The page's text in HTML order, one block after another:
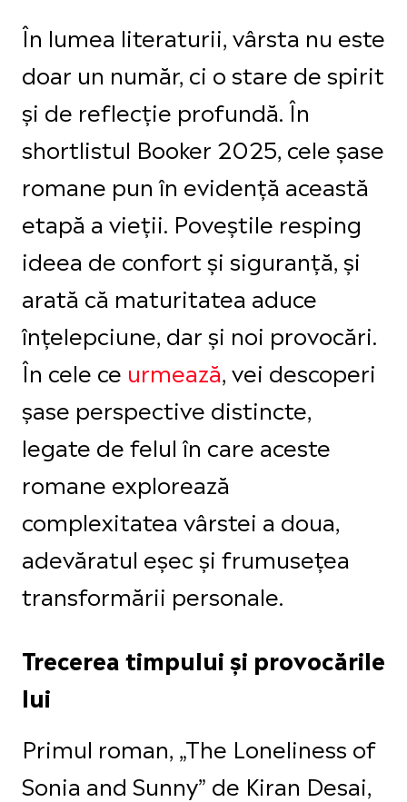
În lumea literaturii, vârsta nu este
doar un număr, ci o stare de spirit
și de reflecție profundă. În
shortlistul Booker 2025, cele șase
romane pun în evidență această
etapă a vieții. Poveștile resping
ideea de confort și siguranță, și
arată că maturitatea aduce
înțelepciune, dar și noi provocări.
În cele ce urmează, vei descoperi
șase perspective distincte,
legate de felul în care aceste
romane explorează
complexitatea vârstei a doua,
adevăratul eșec și frumusețea
transformării personale.
Trecerea timpului și provocările
lui
Primul roman, „The Loneliness of
Sonia and Sunny” de Kiran Desai,